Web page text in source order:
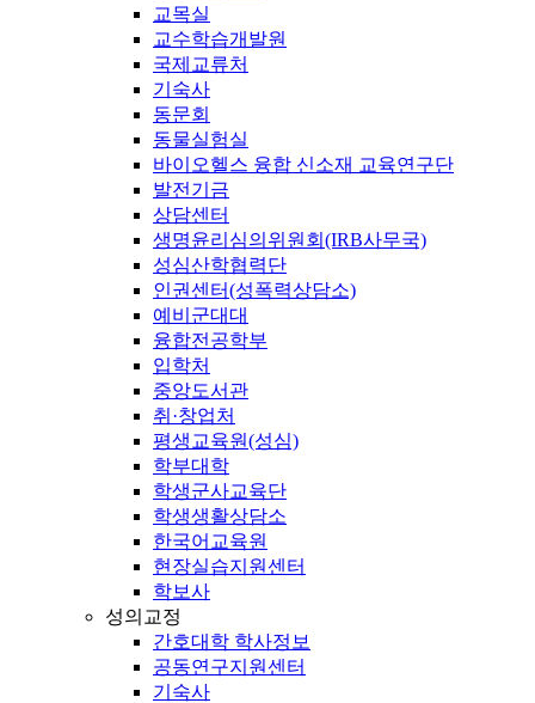
교목실
교수학습개발원
국제교류처
기숙사
동문회
동물실험실
바이오헬스 융합 신소재 교육연구단
발전기금
상담센터
생명윤리심의위원회(IRB사무국)
성심산학협력단
인권센터(성폭력상담소)
예비군대대
융합전공학부
입학처
중앙도서관
취·창업처
평생교육원(성심)
학부대학
학생군사교육단
학생생활상담소
한국어교육원
현장실습지원센터
학보사
성의교정
간호대학 학사정보
공동연구지원센터
기숙사